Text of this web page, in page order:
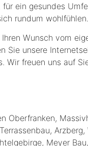
ein gesundes
rundum wohlfühlen.
Wunsch vom
Sie unsere
Wir freuen uns auf